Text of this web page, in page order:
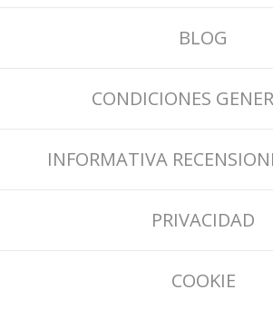
BLOG
CONDICIONES
INFORMATIVA
PRIVACIDAD
COOKIE